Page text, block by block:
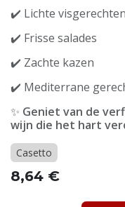
✔️ Lichte visgerechten
✔️ Frisse salades
✔️ Zachte kazen
✔️ Mediterrane
✨ Geniet van de
wijn die het hart
Casetto
8,64 €